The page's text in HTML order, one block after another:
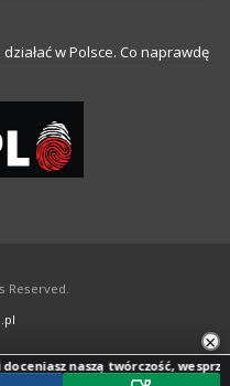
działać w Polsce. Co naprawdę
Reserved.
×
naszą twórczość, wesprzyj